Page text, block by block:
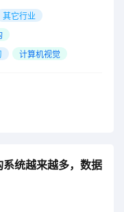
其它行业
计算机视觉
统越来越多，数据